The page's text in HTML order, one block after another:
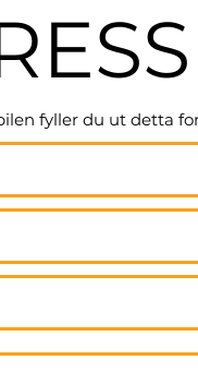
fyller du ut detta